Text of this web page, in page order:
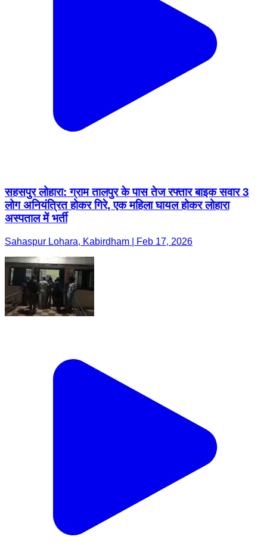
सहसपुर लोहारा: ग्राम तालपुर के पास तेज रफ्तार बाइक सवार 3
लोग अनियंत्रित होकर गिरे, एक महिला घायल होकर लोहारा
अस्पताल में भर्ती
Sahaspur Lohara, Kabirdham | Feb 17, 2026